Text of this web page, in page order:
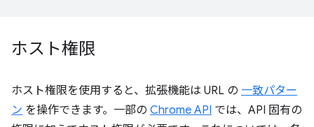
ホスト権限
ホスト権限を使用すると、拡張機能は URL の 一致パター
ン を操作できます。一部の Chrome API では、API 固有の